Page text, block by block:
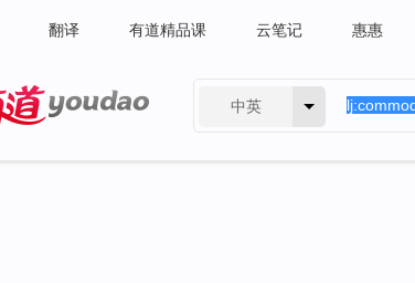
翻译 有道精品课 云笔记 惠惠
中英